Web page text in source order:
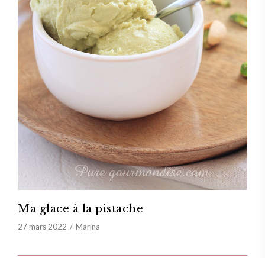
Ma glace à la pistache
27 mars 2022 Marina